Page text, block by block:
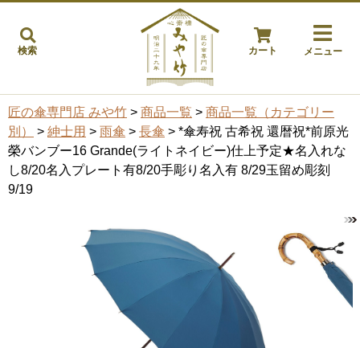
検索 カート メニュー
匠の傘専門店 みや竹 > 商品一覧 > 商品一覧（カテゴリー
別）
> 紳士用 > 雨傘 > 長傘 > *傘寿祝 古希祝 還暦祝*前原光
榮バンブー16 Grande(ライトネイビー)仕上予定★名入れな
し8/20名入プレート有8/20手彫り名入有 8/29玉留め彫刻
9/19